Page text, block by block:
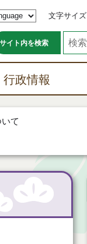
文字サイズ
サイト内を検索
行政情報
て